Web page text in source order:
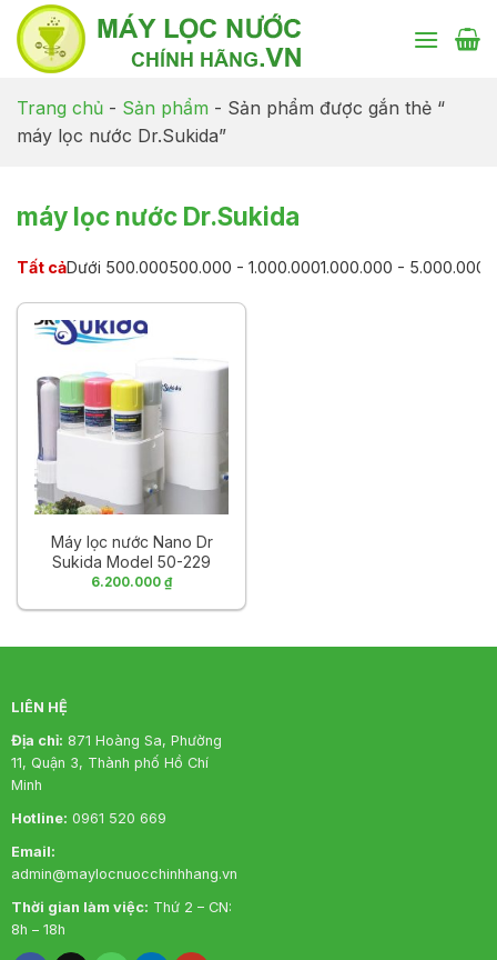
Chuyển
đến
nội
dung
Trang chủ - Sản phẩm - Sản phẩm được gắn thẻ “
máy lọc nước Dr.Sukida”
máy lọc nước Dr.Sukida
Tất cảDưới 500.000500.000 - 1.000.0001.000.000 - 5.000.000
Máy lọc nước Nano Dr
Sukida Model 50-229
6.200.000 ₫
LIÊN HỆ
Địa chỉ: 871 Hoàng Sa, Phường
11, Quận 3, Thành phố Hồ Chí
Minh
Hotline: 0961 520 669
Email:
admin@maylocnuocchinhhang.vn
Thời gian làm việc: Thứ 2 – CN:
8h – 18h